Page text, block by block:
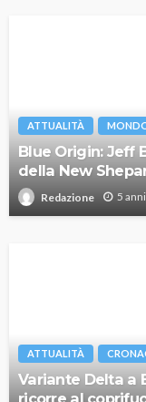
ATTUALITÀ
Blue Origin: Jeff
della New
Redazione 5
ATTUALITÀ
Variante Delta a